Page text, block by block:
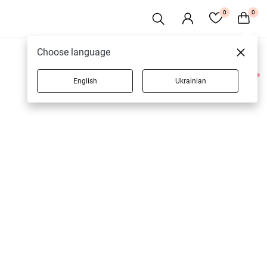
0 0
1 товаров
Choose language
English Ukrainian